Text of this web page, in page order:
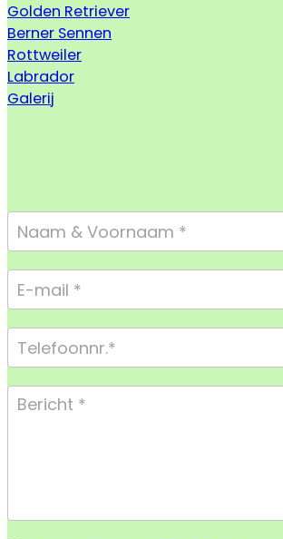
Golden Retriever
Berner Sennen
Rottweiler
Labrador
Galerij
Footer
Form
Compact